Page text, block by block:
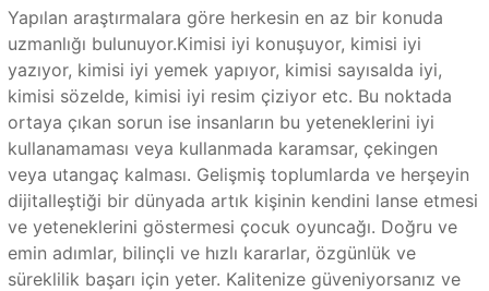
Yapılan araştırmalara göre herkesin en az bir konuda
uzmanlığı bulunuyor.Kimisi iyi konuşuyor, kimisi iyi
yazıyor, kimisi iyi yemek yapıyor, kimisi sayısalda iyi,
kimisi sözelde, kimisi iyi resim çiziyor etc. Bu noktada
ortaya çıkan sorun ise insanların bu yeteneklerini iyi
kullanamaması veya kullanmada karamsar, çekingen
veya utangaç kalması. Gelişmiş toplumlarda ve herşeyin
dijitalleştiği bir dünyada artık kişinin kendini lanse etmesi
ve yeteneklerini göstermesi çocuk oyuncağı. Doğru ve
emin adımlar, bilinçli ve hızlı kararlar, özgünlük ve
süreklilik başarı için yeter. Kalitenize güveniyorsanız ve